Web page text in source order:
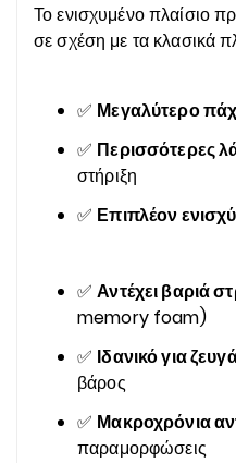
Το ενισχυμένο πλαίσιο
σε σχέση με τα κλασικά
✅ Μεγαλύτερο
✅ Περισσότερες
στήριξη
✅ Επιπλέον
✅Αντέχει βαριά
memory foam)
✅ Ιδανικό για
βάρος
✅ Μακροχρόνια
παραμορφώσεις